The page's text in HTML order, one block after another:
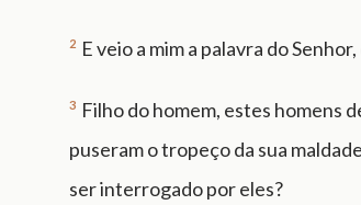
2 E veio a mim a palavra do
3 Filho do homem, estes homens
puseram o tropeço da sua
ser interrogado por eles?